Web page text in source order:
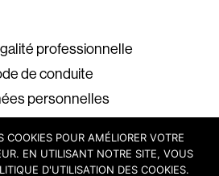
professionnelle
de conduite
personnelles
COOKIES POUR AMÉLIORER VOTRE
EN UTILISANT NOTRE SITE, VOUS
D'UTILISATION DES COOKIES.